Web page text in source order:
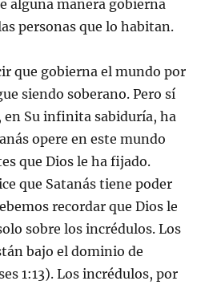
alguna manera gobierna
personas que lo habitan.
que gobierna el mundo por
siendo soberano. Pero sí
en Su infinita sabiduría, ha
opere en este mundo
que Dios le ha fijado.
que Satanás tiene poder
recordar que Dios le
sobre los incrédulos. Los
bajo el dominio de
1:13). Los incrédulos, por